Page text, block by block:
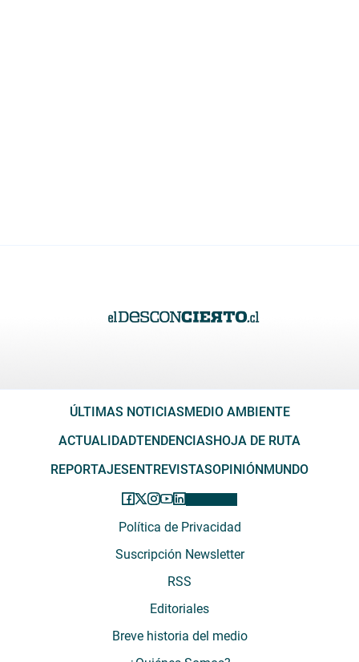
ÚLTIMAS NOTICIASMEDIO AMBIENTE
ACTUALIDADTENDENCIASHOJA DE RUTA
REPORTAJESENTREVISTASOPINIÓNMUNDO
Política de Privacidad
Suscripción Newsletter
RSS
Editoriales
Breve historia del medio